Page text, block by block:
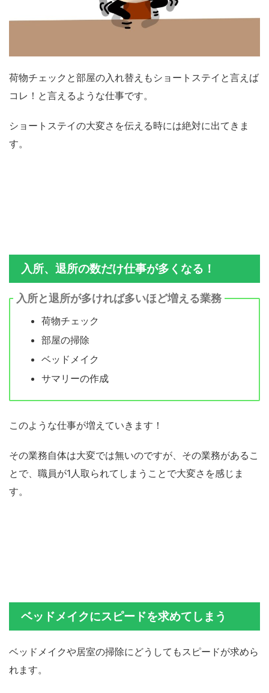
荷物チェックと部屋の入れ替えもショートステイと言えば
コレ！と言えるような仕事です。
ショートステイの大変さを伝える時には絶対に出てきま
す。
入所、退所の数だけ仕事が多くなる！
入所と退所が多ければ多いほど増える業務
荷物チェック
部屋の掃除
ベッドメイク
サマリーの作成
このような仕事が増えていきます！
その業務自体は大変では無いのですが、その業務があるこ
とで、職員が1人取られてしまうことで大変さを感じま
す。
ベッドメイクにスピードを求めてしまう
ベッドメイクや居室の掃除にどうしてもスピードが求めら
れます。